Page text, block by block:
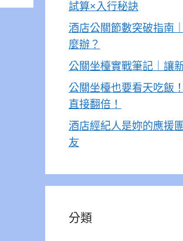
試算×入行秘訣
酒店公關節數突破指南
麼辦？
公關坐檯實戰筆記｜讓
公關坐檯也要看天吃飯
直接翻倍！
酒店經紀人是妳的應援
友
分類